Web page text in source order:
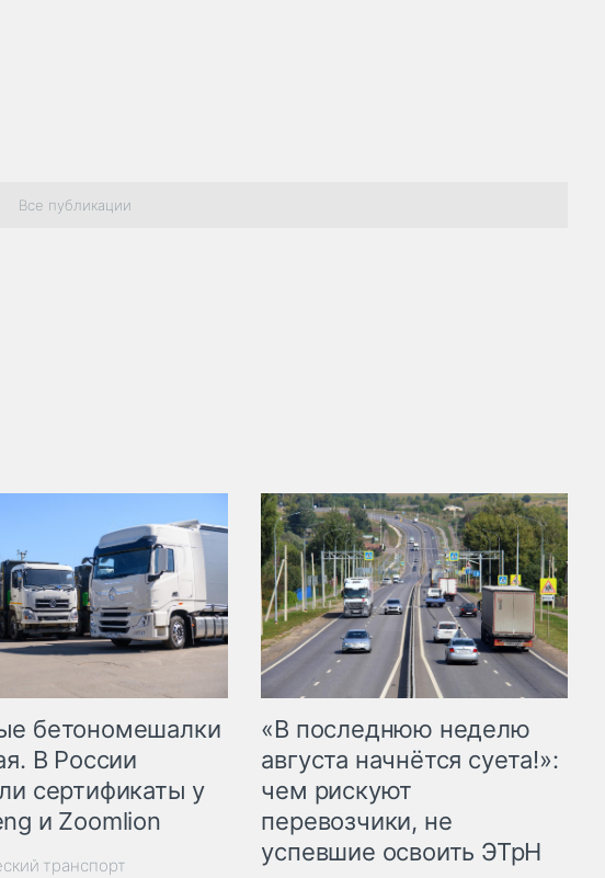
Все публикации
бетономешалки
В России
сертификаты у
и Zoomlion
транспорт
«В последнюю неделю
августа начнётся суета!»:
чем рискуют
перевозчики, не
успевшие освоить ЭТрН